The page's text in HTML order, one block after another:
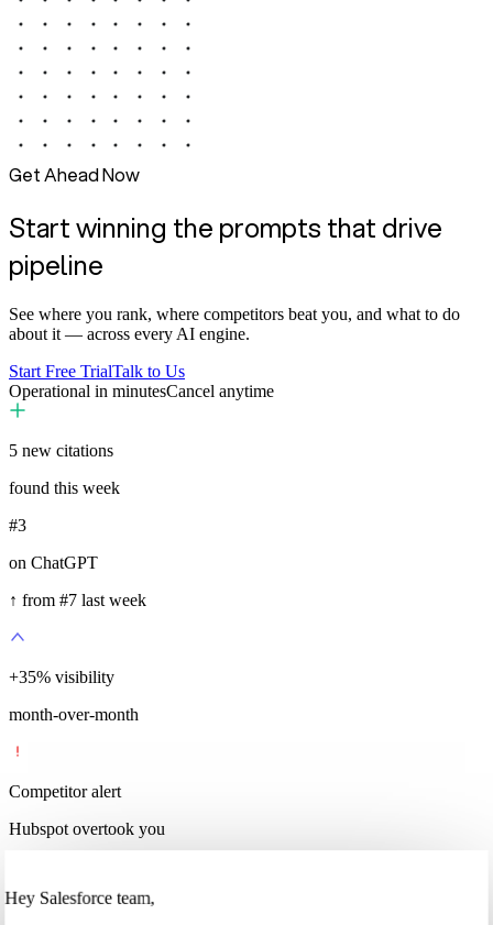
Get Ahead Now
Start winning the prompts that drive
pipeline
See where you rank, where competitors beat you, and what to do
about it — across every AI engine.
Start Free TrialTalk to Us
Operational in minutesCancel anytime
5 new citations
found this week
#3
on ChatGPT
↑ from #7 last week
+35% visibility
month-over-month
Competitor alert
Hubspot overtook you
Hey Salesforce team,